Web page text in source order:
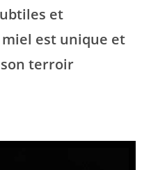
et
est unique et
terroir